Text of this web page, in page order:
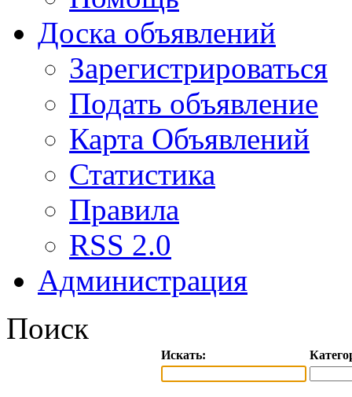
Доска объявлений
Зарегистрироваться
Подать объявление
Карта Объявлений
Статистика
Правила
RSS 2.0
Администрация
Поиск
Искать: